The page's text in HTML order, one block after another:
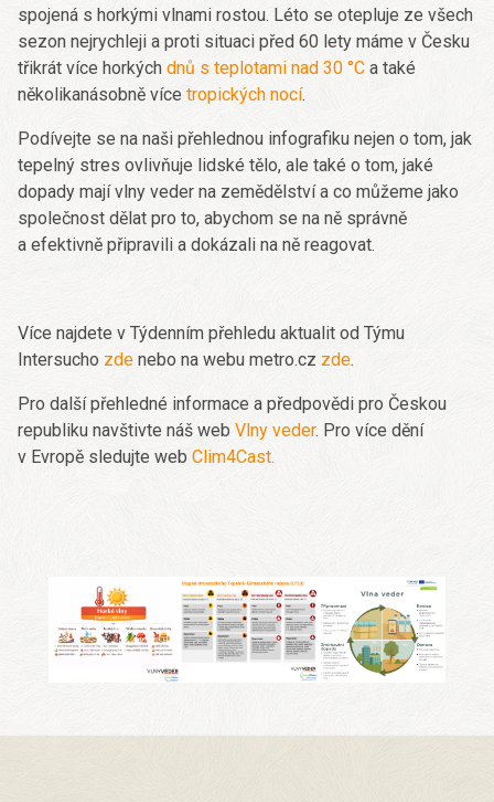
spojená s horkými vlnami rostou. Léto se otepluje ze všech
sezon nejrychleji a proti situaci před 60 lety máme v Česku
třikrát více horkých dnů s teplotami nad 30 °C a také
několikanásobně více tropických nocí.
Podívejte se na naši přehlednou infografiku nejen o tom, jak
tepelný stres ovlivňuje lidské tělo, ale také o tom, jaké
dopady mají vlny veder na zemědělství a co můžeme jako
společnost dělat pro to, abychom se na ně správně
a efektivně připravili a dokázali na ně reagovat.
Více najdete v Týdenním přehledu aktualit od Týmu
Intersucho zde nebo na webu metro.cz zde.
Pro další přehledné informace a předpovědi pro Českou
republiku navštivte náš web Vlny veder. Pro více dění
v Evropě sledujte web Clim4Cast.